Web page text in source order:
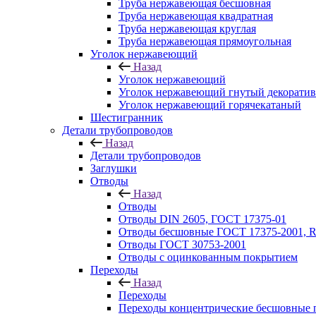
Труба нержавеющая бесшовная
Труба нержавеющая квадратная
Труба нержавеющая круглая
Труба нержавеющая прямоугольная
Уголок нержавеющий
Назад
Уголок нержавеющий
Уголок нержавеющий гнутый
Уголок нержавеющий горячекатаный
Шестигранник
Детали трубопроводов
Назад
Детали трубопроводов
Заглушки
Отводы
Назад
Отводы
Отводы DIN 2605, ГОСТ 17375-01
Отводы бесшовные ГОСТ 17375-2001,
Отводы ГОСТ 30753-2001
Отводы с оцинкованным покрытием
Переходы
Назад
Переходы
Переходы концентрические бесшовные